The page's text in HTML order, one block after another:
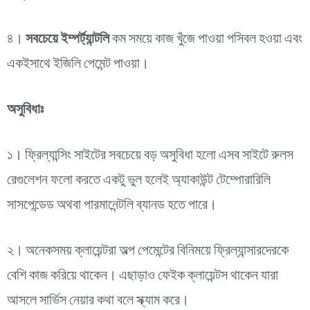
৪। সবচেয়ে ইম্পর্ট্যান্টলিকম সময়ে কাজ খুঁজে পাওয়া পসিবল হওয়া এবং
একইসাথে ইজিলি পেমেন্ট পাওয়া।
অসুবিধাঃ
১। ফ্রিল্যান্সিং সাইটের সবচেয়ে বড় অসুবিধা হলো এসব সাইটে রুলস
রেগুলেশন ফলো করতে একটু ভুল হলেই অ্যাকাউন্ট টেম্পোরারিলি
সাসপেন্ডেড অথবা পারমানেন্টলি ব্যানড হতে পারে।
২। অনেকসময় ক্লায়েন্টরা অল্প পেমেন্টের বিনিময়ে ফ্রিল্যান্সারদেরকে
বেশি কাজ করিয়ে থাকেন। এছাড়াও ফেইক ক্লায়েন্টস থাকেন যারা
আসলে সার্ভিস নেয়ার কথা বলে স্ক্যাম করে।